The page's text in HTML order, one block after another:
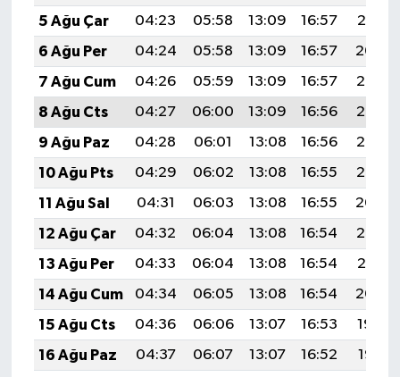
5 Ağu Çar
04:23 05:58 13:09 16:57
20:10
6 Ağu Per
04:24 05:58 13:09 16:57
20:09
7 Ağu Cum
04:26 05:59 13:09 16:57
20:08
8 Ağu Cts
04:27 06:00 13:09 16:56
20:07
9 Ağu Paz
04:28 06:01 13:08 16:56
20:06
10 Ağu Pts
04:29 06:02 13:08 16:55
20:05
11 Ağu Sal
04:31 06:03 13:08 16:55
20:04
12 Ağu Çar
04:32 06:04 13:08 16:54
20:02
13 Ağu Per
04:33 06:04 13:08 16:54
20:01
14 Ağu Cum
04:34 06:05 13:08 16:54
20:00
15 Ağu Cts
04:36 06:06 13:07 16:53
19:59
16 Ağu Paz
04:37 06:07 13:07 16:52
19:58